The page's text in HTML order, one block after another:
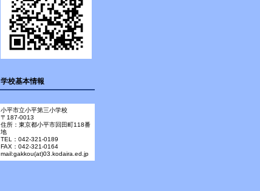
学校基本情報
小平市立小平第三小学校
〒187-0013
住所：東京都小平市回田町118番
地
TEL：042-321-0189
FAX：042-321-0164
mail:gakkou(at)03.kodaira.ed.jp